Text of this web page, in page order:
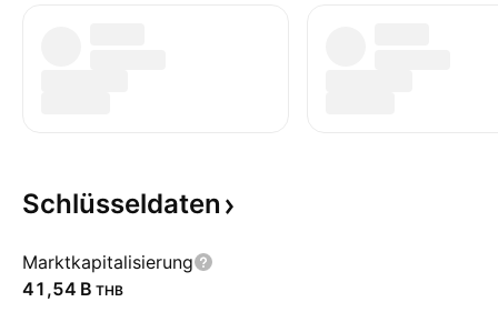
Schlüsseldaten
Marktkapitalisierung
‪41,54 B‬ THB